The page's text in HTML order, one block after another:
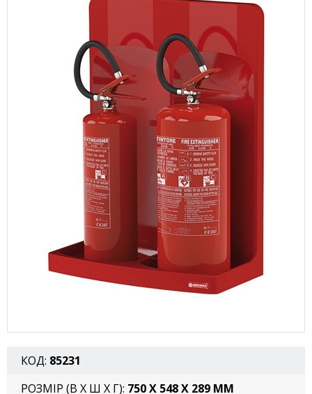
КОД: 85231
РОЗМІР (В X Ш X Г): 750 X 548 X 289 ММ